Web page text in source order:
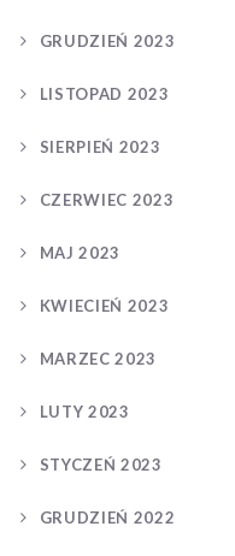
GRUDZIEŃ 2023
LISTOPAD 2023
SIERPIEŃ 2023
CZERWIEC 2023
MAJ 2023
KWIECIEŃ 2023
MARZEC 2023
LUTY 2023
STYCZEŃ 2023
GRUDZIEŃ 2022